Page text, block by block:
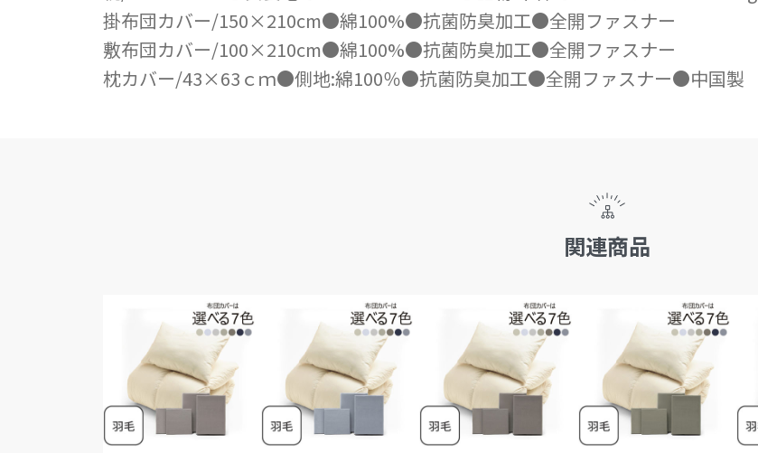
掛布団カバー/150×210cm●綿100%●抗菌防臭加工●全開ファスナー
敷布団カバー/100×210cm●綿100%●抗菌防臭加工●全開ファスナー
枕カバー/43×63ｃｍ●側地:綿100％●抗菌防臭加工●全開ファスナー●中国製
関連商品